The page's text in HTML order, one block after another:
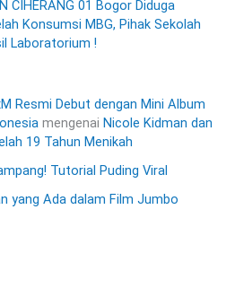
CIHERANG 01 Bogor Diduga
Konsumsi MBG, Pihak Sekolah
Laboratorium !
Resmi Debut dengan Mini Album
mengenai Nicole Kidman dan
19 Tahun Menikah
Tutorial Puding Viral
yang Ada dalam Film Jumbo